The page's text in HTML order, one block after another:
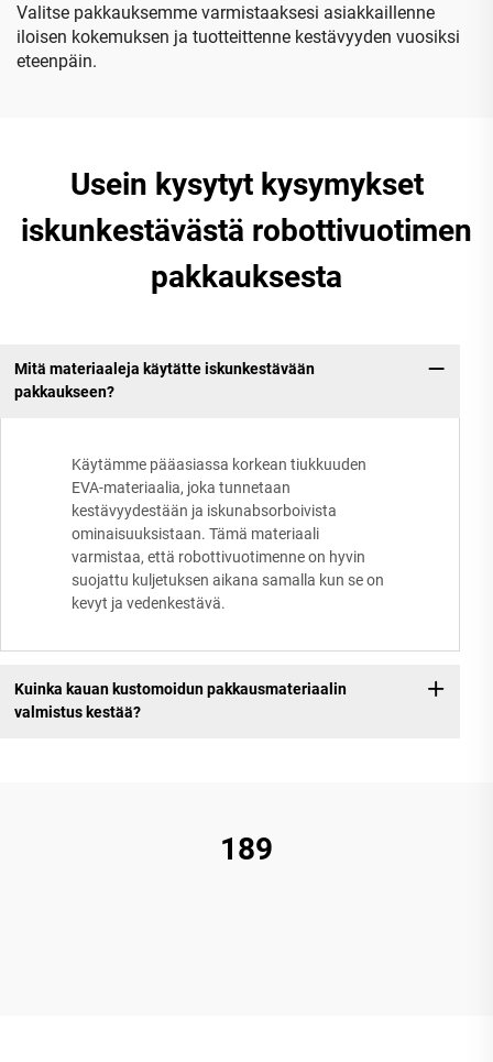
Valitse pakkauksemme varmistaaksesi asiakkaillenne
iloisen kokemuksen ja tuotteittenne kestävyyden vuosiksi
eteenpäin.
Usein kysytyt kysymykset
iskunkestävästä robottivuotimen
pakkauksesta
Mitä materiaaleja käytätte iskunkestävään
pakkaukseen?
Käytämme pääasiassa korkean tiukkuuden
EVA-materiaalia, joka tunnetaan
kestävyydestään ja iskunabsorboivista
ominaisuuksistaan. Tämä materiaali
varmistaa, että robottivuotimenne on hyvin
suojattu kuljetuksen aikana samalla kun se on
kevyt ja vedenkestävä.
Kuinka kauan kustomoidun pakkausmateriaalin
valmistus kestää?
189